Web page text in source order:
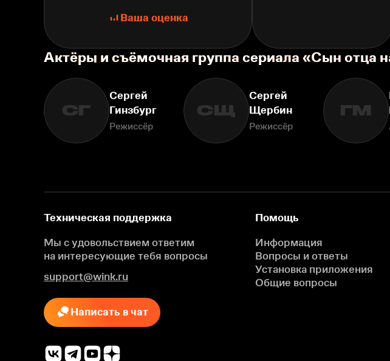
Ваша оценка
Актёры и съёмочная группа сериала «Сын отца
СГ
Сергей
Гинзбург
Режиссёр
СЩ
Сергей
Щербин
Режиссёр
ГМ
Техническая поддержка
Мы с удовольствием ответим
на интересующие тебя вопросы
support@wink.ru
Написать в чат
Помощь
Информация
Вопросы и ответы
Установка приложения
Общие вопросы